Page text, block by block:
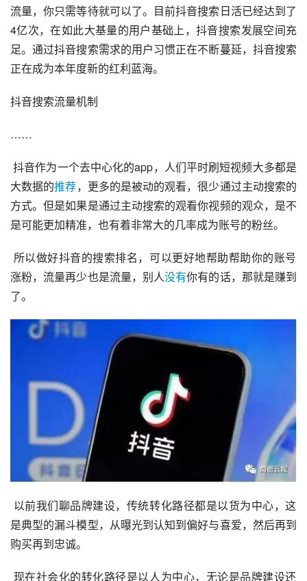
流量，你只需等待就可以了。目前抖音搜索日活已经达到了
4亿次，在如此大基量的用户基础上，抖音搜索发展空间充
足。通过抖音搜索需求的用户习惯正在不断蔓延，抖音搜索
正在成为本年度新的红利蓝海。
抖音搜索流量机制
……
抖音作为一个去中心化的app，人们平时刷短视频大多都是
大数据的推荐，更多的是被动的观看，很少通过主动搜索的
方式。但是如果是通过主动搜索的观看你视频的观众，是不
是可能更加精准，也有着非常大的几率成为账号的粉丝。
涨粉，流量再少也是流量，别人没有你有的话，那就是赚到
了。
是典型的漏斗模型，从曝光到认知到偏好与喜爱，然后再到
购买再到忠诚。